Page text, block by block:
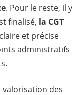
. Pour le reste, il y
finalisé, la CGT
et précise
administratifs
valorisation des